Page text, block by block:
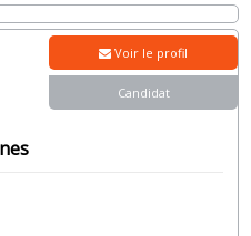
Voir le profil
Candidat